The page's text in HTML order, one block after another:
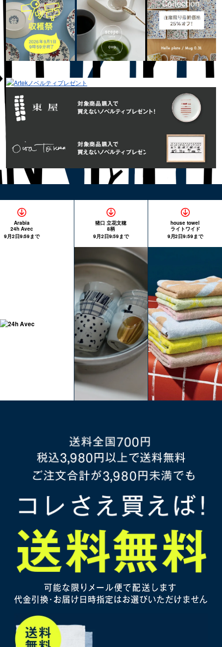
Arabia
24h Avec
9月2日9:59まで
猪口 立花文穂
8柄
9月2日9:59まで
house towel
ライトワイド
9月2日9:59まで